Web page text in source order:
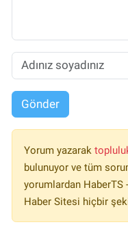
Gönder
Yorum yazarak
bulunuyor ve tüm
yorumlardan HaberTS
Haber Sitesi hiçbir